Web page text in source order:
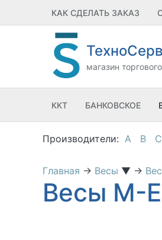
КАК СДЕЛАТЬ ЗАКАЗ
магазин
ККТ БАНКОВСКОЕ
A B C
Главная → Весы ▼ →
Весы M-